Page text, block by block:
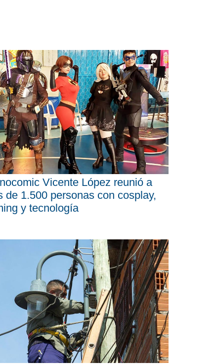
Vicente López reunió a
de 1.500 personas con cosplay,
y tecnología